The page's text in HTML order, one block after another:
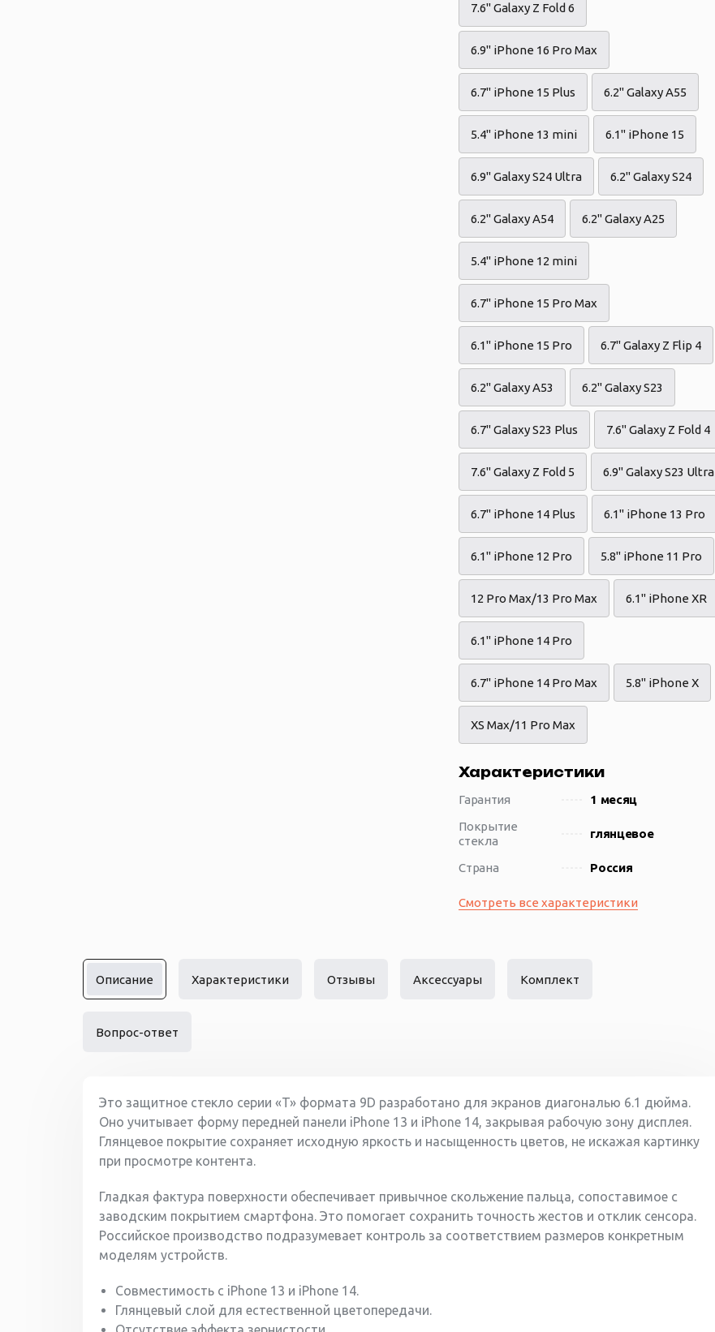
7.6" Galaxy Z Fold 6
6.9" iPhone 16 Pro Max
6.7" iPhone 15 Plus 6.2" Galaxy A55
5.4" iPhone 13 mini 6.1" iPhone 15
6.9" Galaxy S24 Ultra 6.2" Galaxy S24
6.2" Galaxy A54 6.2" Galaxy A25
5.4" iPhone 12 mini
6.7" iPhone 15 Pro Max
6.1" iPhone 15 Pro 6.7" Galaxy Z Flip 4
6.2" Galaxy A53 6.2" Galaxy S23
6.7" Galaxy S23 Plus 7.6" Galaxy Z Fold 4
7.6" Galaxy Z Fold 5 6.9" Galaxy S23 Ultra
6.7" iPhone 14 Plus 6.1" iPhone 13 Pro
6.1" iPhone 12 Pro 5.8" iPhone 11 Pro
12 Pro Max/13 Pro Max 6.1" iPhone XR
6.1" iPhone 14 Pro
6.7" iPhone 14 Pro Max 5.8" iPhone X
XS Max/11 Pro Max
Характеристики
Гарантия
1 месяц
Покрытие
стекла
глянцевое
Страна Россия
Смотреть все характеристики
Описание Характеристики Отзывы Аксессуары Комплект
Вопрос-ответ
Это защитное стекло серии «T» формата 9D разработано для экранов диагональю 6.1 дюйма.
Оно учитывает форму передней панели iPhone 13 и iPhone 14, закрывая рабочую зону дисплея.
Глянцевое покрытие сохраняет исходную яркость и насыщенность цветов, не искажая картинку
при просмотре контента.
Гладкая фактура поверхности обеспечивает привычное скольжение пальца, сопоставимое с
заводским покрытием смартфона. Это помогает сохранить точность жестов и отклик сенсора.
Российское производство подразумевает контроль за соответствием размеров конкретным
моделям устройств.
Совместимость с iPhone 13 и iPhone 14.
Глянцевый слой для естественной цветопередачи.